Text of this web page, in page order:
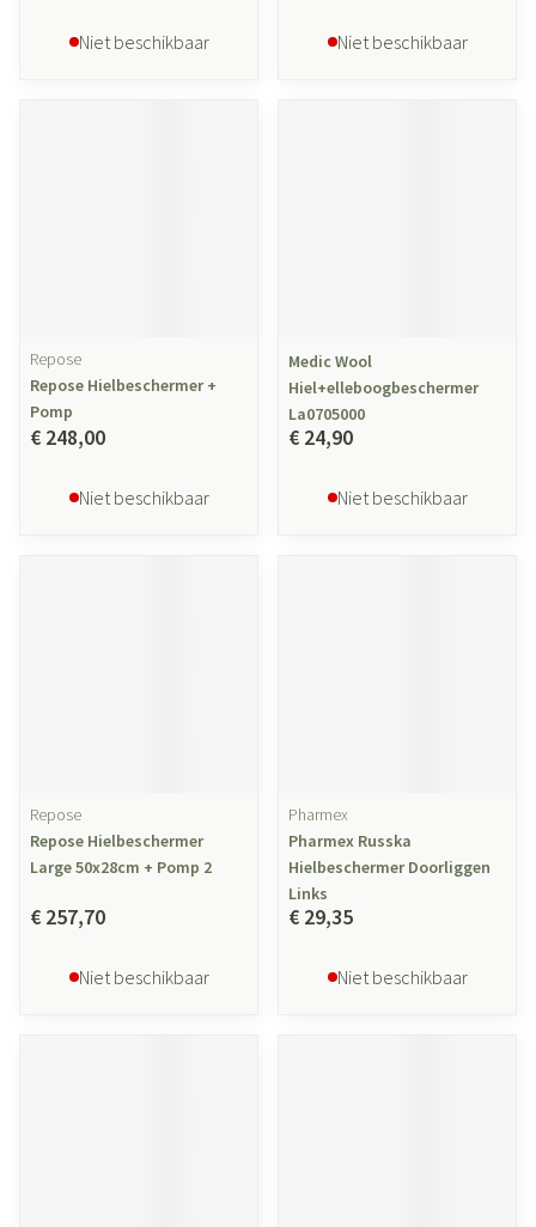
Niet beschikbaar Niet beschikbaar
Repose
Repose Hielbeschermer +
Pomp
€ 248,00
Niet beschikbaar
Medic Wool
Hiel+elleboogbeschermer
La0705000
€ 24,90
Niet beschikbaar
Repose
Repose Hielbeschermer
Large 50x28cm + Pomp 2
€ 257,70
Niet beschikbaar
Pharmex
Pharmex Russka
Hielbeschermer Doorliggen
Links
€ 29,35
Niet beschikbaar